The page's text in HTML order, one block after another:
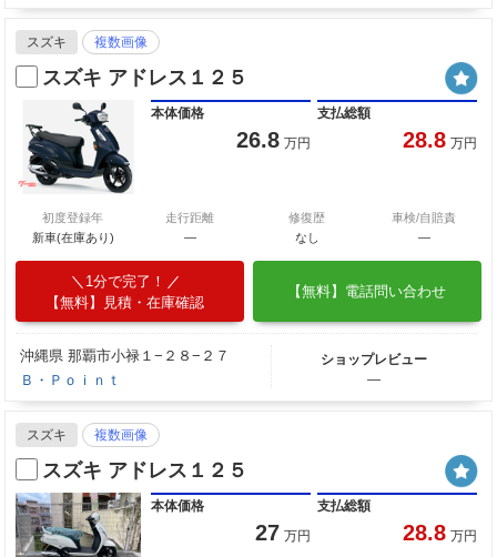
スズキ 複数画像
スズキ アドレス１２５
本体価格
26.8 万円
支払総額
28.8 万円
初度登録年
新車(在庫あり)
走行距離
―
修復歴
なし
車検/自賠責
―
1分で完了！
【無料】見積・在庫確認
【無料】電話問い合わせ
沖縄県 那覇市小禄１−２８−２７
Ｂ・Ｐｏｉｎｔ
ショップレビュー
―
スズキ 複数画像
スズキ アドレス１２５
本体価格
27 万円
支払総額
28.8 万円